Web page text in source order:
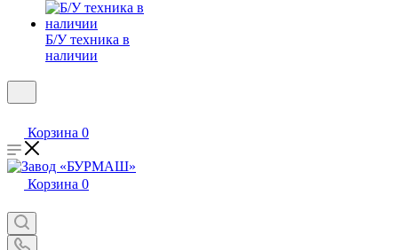
Б/У техника в
наличии
Корзина 0
Корзина 0